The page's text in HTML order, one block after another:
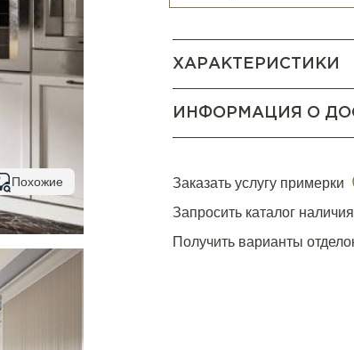
Похожие
микроволновки,
ХАРАКТЕРИСТИКИ
ИНФОРМАЦИЯ О
Заказать услугу примерки
Запросить каталог
Получить варианты